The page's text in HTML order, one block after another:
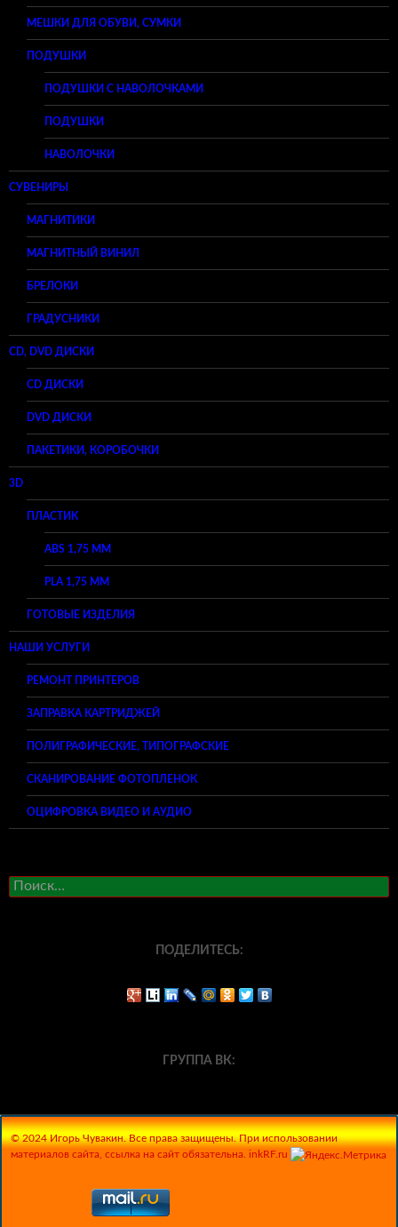
МЕШКИ ДЛЯ ОБУВИ, СУМКИ
ПОДУШКИ
ПОДУШКИ С НАВОЛОЧКАМИ
ПОДУШКИ
НАВОЛОЧКИ
СУВЕНИРЫ
МАГНИТИКИ
МАГНИТНЫЙ ВИНИЛ
БРЕЛОКИ
ГРАДУСНИКИ
CD, DVD ДИСКИ
CD ДИСКИ
DVD ДИСКИ
ПАКЕТИКИ, КОРОБОЧКИ
3D
ПЛАСТИК
ABS 1,75 ММ
PLA 1,75 ММ
ГОТОВЫЕ ИЗДЕЛИЯ
НАШИ УСЛУГИ
РЕМОНТ ПРИНТЕРОВ
ЗАПРАВКА КАРТРИДЖЕЙ
ПОЛИГРАФИЧЕСКИЕ, ТИПОГРАФСКИЕ
СКАНИРОВАНИЕ ФОТОПЛЕНОК
ОЦИФРОВКА ВИДЕО И АУДИО
Найти:
ПОДЕЛИТЕСЬ:
ГРУППА ВК:
© 2024 Игорь Чувакин. Все права защищены. При использовании
материалов сайта, ссылка на сайт обязательна. inkRF.ru